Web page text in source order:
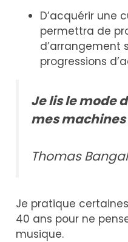
D’acquérir une
permettra de
d’arrangement
progressions
Je lis le mode
mes
Thomas
Je pratique
40 ans pour ne
musique.